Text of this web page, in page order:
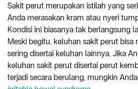
Sakit perut merupakan istilah yang
Anda merasakan kram atau nyeri
Kondisi ini biasanya tak berlangsung
Meski begitu, keluhan sakit perut bisa
sering disertai keluhan lainnya. Jika
keluhan sakit perut disertai perut
terjadi secara berulang, mungkin